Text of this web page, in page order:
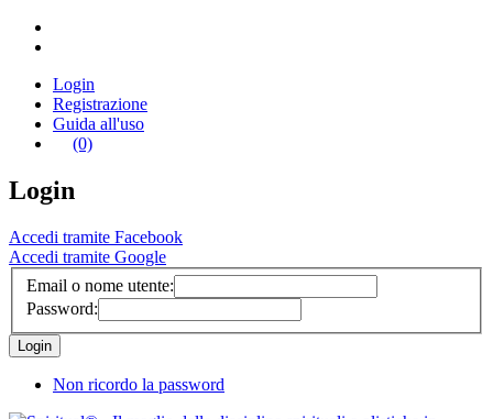
Login
Registrazione
Guida all'uso
(0)
Login
Accedi tramite Facebook
Accedi tramite Google
Email o nome utente:
Password:
Non ricordo la password